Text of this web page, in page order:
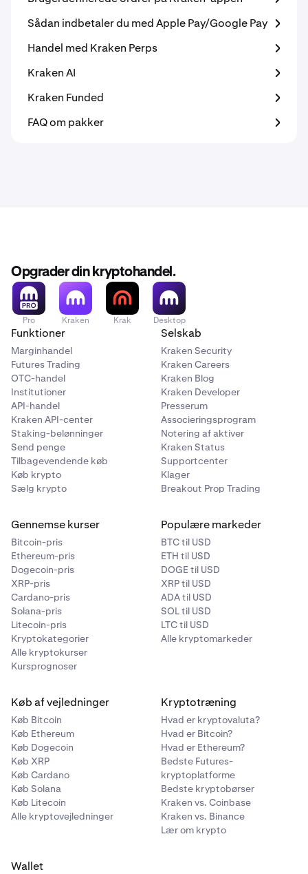
Sådan indbetaler du med Apple Pay/Google Pay
Handel med Kraken Perps
Kraken AI
Kraken Funded
FAQ om pakker
Opgrader din kryptohandel.
Pro Kraken Krak Desktop
Funktioner
Marginhandel
Futures Trading
OTC-handel
Institutioner
API-handel
Kraken API-center
Staking-belønninger
Send penge
Tilbagevendende køb
Køb krypto
Sælg krypto
Selskab
Kraken Security
Kraken Careers
Kraken Blog
Kraken Developer
Presserum
Associeringsprogram
Notering af aktiver
Kraken Status
Supportcenter
Klager
Breakout Prop Trading
Gennemse kurser
Bitcoin-pris
Ethereum-pris
Dogecoin-pris
XRP-pris
Cardano-pris
Solana-pris
Litecoin-pris
Kryptokategorier
Alle kryptokurser
Kursprognoser
Populære markeder
BTC til USD
ETH til USD
DOGE til USD
XRP til USD
ADA til USD
SOL til USD
LTC til USD
Alle kryptomarkeder
Køb af vejledninger
Køb Bitcoin
Køb Ethereum
Køb Dogecoin
Køb XRP
Køb Cardano
Køb Solana
Køb Litecoin
Alle kryptovejledninger
Kryptotræning
Hvad er kryptovaluta?
Hvad er Bitcoin?
Hvad er Ethereum?
Bedste Futures-
kryptoplatforme
Bedste kryptobørser
Kraken vs. Coinbase
Kraken vs. Binance
Lær om krypto
Wallet